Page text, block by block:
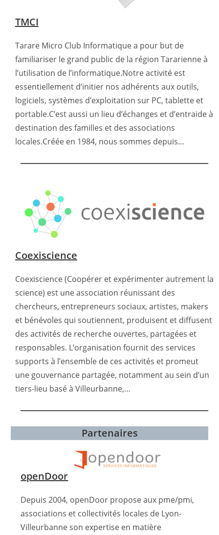
TMCI
Tarare Micro Club Informatique a pour but de
familiariser le grand public de la région Tararienne à
l’utilisation de l’informatique.Notre activité est
essentiellement d’initier nos adhérents aux outils,
logiciels, systèmes d’exploitation sur PC, tablette et
portable.C’est aussi un lieu d’échanges et d’entraide à
destination des familles et des associations
locales.Créée en 1984, nous sommes depuis…
Coexiscience
Coexiscience (Coopérer et expérimenter autrement la
science) est une association réunissant des
chercheurs, entrepreneurs sociaux, artistes, makers
et bénévoles qui soutiennent, produisent et diffusent
des activités de recherche ouvertes, partagées et
responsables. L’organisation fournit des services
supports à l’ensemble de ces activités et promeut
une gouvernance partagée, notamment au sein d’un
tiers-lieu basé à Villeurbanne,…
Partenaires
openDoor
Depuis 2004, openDoor propose aux pme/pmi,
associations et collectivités locales de Lyon-
Villeurbanne son expertise en matière